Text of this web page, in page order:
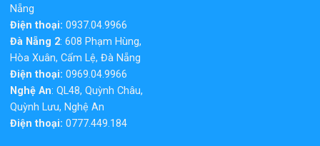
Nẵng
Điện thoại: 0937.04.9966
Đà Nẵng 2: 608 Phạm Hùng,
Hòa Xuân, Cẩm Lệ, Đà Nẵng
Điện thoại: 0969.04.9966
Nghệ An: QL48, Quỳnh Châu,
Quỳnh Lưu, Nghệ An
Điện thoại: 0777.449.184